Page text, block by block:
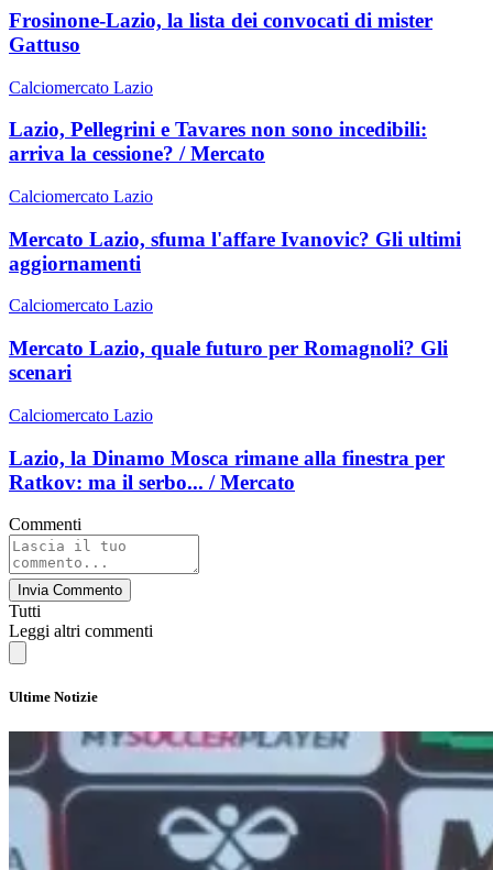
Frosinone-Lazio, la lista dei convocati di mister
Gattuso
Calciomercato Lazio
Lazio, Pellegrini e Tavares non sono incedibili:
arriva la cessione? / Mercato
Calciomercato Lazio
Mercato Lazio, sfuma l'affare Ivanovic? Gli ultimi
aggiornamenti
Calciomercato Lazio
Mercato Lazio, quale futuro per Romagnoli? Gli
scenari
Calciomercato Lazio
Lazio, la Dinamo Mosca rimane alla finestra per
Ratkov: ma il serbo... / Mercato
Commenti
Invia Commento
Tutti
Leggi altri commenti
Ultime Notizie